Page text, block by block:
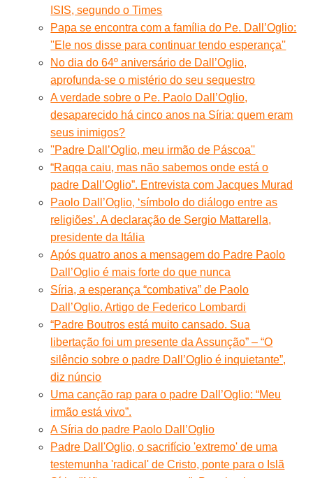
ISIS, segundo o Times
Papa se encontra com a família do Pe. Dall’Oglio:
''Ele nos disse para continuar tendo esperança''
No dia do 64º aniversário de Dall’Oglio,
aprofunda-se o mistério do seu sequestro
A verdade sobre o Pe. Paolo Dall’Oglio,
desaparecido há cinco anos na Síria: quem eram
seus inimigos?
''Padre Dall’Oglio, meu irmão de Páscoa''
“Raqqa caiu, mas não sabemos onde está o
padre Dall’Oglio”. Entrevista com Jacques Murad
Paolo Dall’Oglio, ‘símbolo do diálogo entre as
religiões’. A declaração de Sergio Mattarella,
presidente da Itália
Após quatro anos a mensagem do Padre Paolo
Dall’Oglio é mais forte do que nunca
Síria, a esperança “combativa” de Paolo
Dall’Oglio. Artigo de Federico Lombardi
“Padre Boutros está muito cansado. Sua
libertação foi um presente da Assunção” – “O
silêncio sobre o padre Dall’Oglio é inquietante”,
diz núncio
Uma canção rap para o padre Dall’Oglio: “Meu
irmão está vivo”.
A Síria do padre Paolo Dall’Oglio
Padre Dall'Oglio, o sacrifício 'extremo' de uma
testemunha 'radical' de Cristo, ponte para o Islã